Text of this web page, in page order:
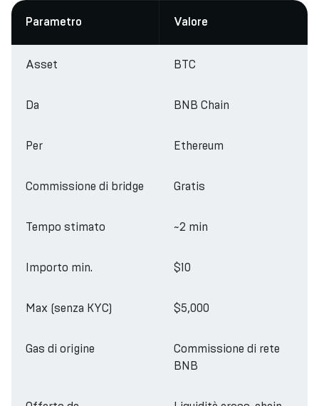
Parametro Valore
Asset BTC
Da BNB Chain
Per Ethereum
Commissione di bridge Gratis
Tempo stimato ~2 min
Importo min. $10
Max (senza KYC) $5,000
Gas di origine
Commissione di rete
BNB